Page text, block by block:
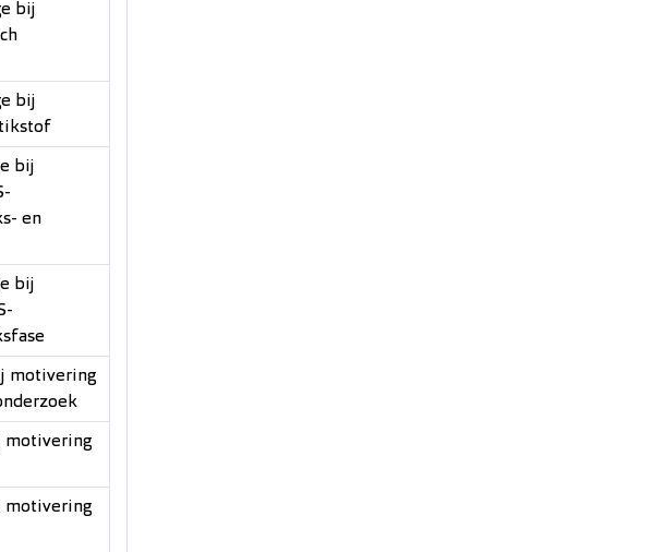
bij
bij
bij
en
bij
motivering
motivering
motivering